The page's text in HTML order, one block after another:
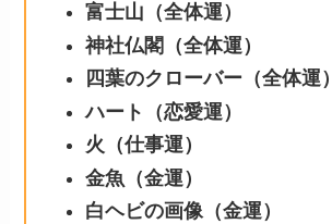
富士山（全体運）
神社仏閣（全体運）
四葉のクローバー（全体運）
ハート（恋愛運）
火（仕事運）
金魚（金運）
白ヘビの画像（金運）